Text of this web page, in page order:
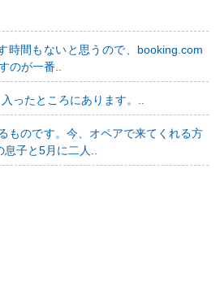
時間もないと思うので、booking.com
のが一番..
ったところにあります。..
ものです。今、オペアで来てくれる方
子と5月に二人..